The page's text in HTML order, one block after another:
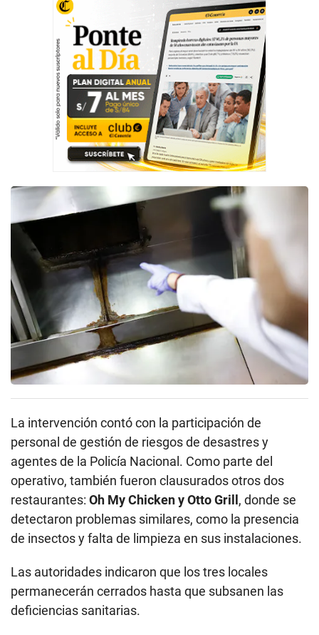
La intervención contó con la participación de
personal de gestión de riesgos de desastres y
agentes de la Policía Nacional. Como parte del
operativo, también fueron clausurados otros dos
restaurantes: Oh My Chicken y Otto Grill , donde se
detectaron problemas similares, como la presencia
de insectos y falta de limpieza en sus instalaciones.
Las autoridades indicaron que los tres locales
permanecerán cerrados hasta que subsanen las
deficiencias sanitarias.